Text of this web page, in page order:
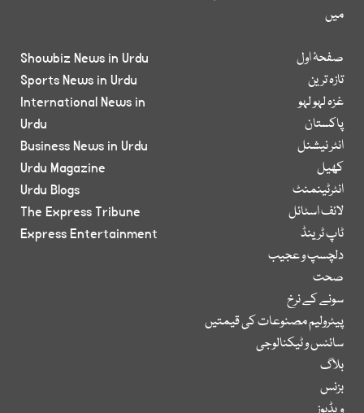
میں
صفحۂ اول
تازہ ترین
غزہ لہو لہو
پاکستان
انٹر نیشنل
کھیل
انٹرٹینمنٹ
لائف اسٹائل
ٹاپ ٹرینڈ
دلچسپ و عجیب
صحت
سونے کے نرخ
پیٹرولیم مصنوعات کی قیمتیں
سائنس و ٹیکنالوجی
بلاگ
بزنس
Showbiz News in Urdu
Sports News in Urdu
International News in
Urdu
Business News in Urdu
Urdu Magazine
Urdu Blogs
The Express Tribune
Express Entertainment